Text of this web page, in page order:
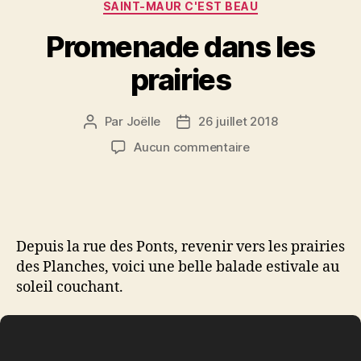
SAINT-MAUR C'EST BEAU
Promenade dans les
prairies
Auteur
l’article
Par Joëlle
Date26 juillet 2018
Aucun commentairesur
Depuis la rue des Ponts, revenir vers les prairies
des Planches, voici une belle balade estivale au
soleil couchant.